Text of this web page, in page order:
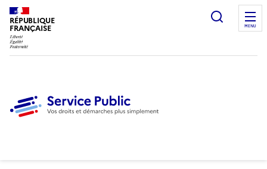
RÉPUBLIQUE
FRANÇAISE
Ouvrir
MENU